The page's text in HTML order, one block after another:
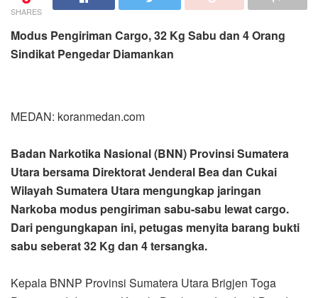
SHARES
Modus Pengiriman Cargo, 32 Kg Sabu dan 4 Orang
Sindikat Pengedar Diamankan
MEDAN: koranmedan.com
Badan Narkotika Nasional (BNN) Provinsi Sumatera
Utara bersama Direktorat Jenderal Bea dan Cukai
Wilayah Sumatera Utara mengungkap jaringan
Narkoba modus pengiriman sabu-sabu lewat cargo.
Dari pengungkapan ini, petugas menyita barang bukti
sabu seberat 32 Kg dan 4 tersangka.
Kepala BNNP Provinsi Sumatera Utara Brigjen Toga